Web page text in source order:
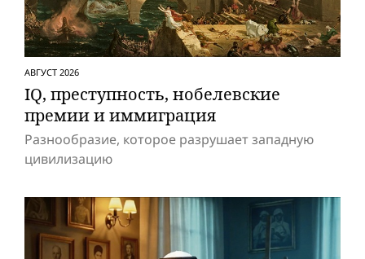
АВГУСТ 2026
IQ, преступность, нобелевские
премии и иммиграция
Разнообразие, которое разрушает западную
цивилизацию